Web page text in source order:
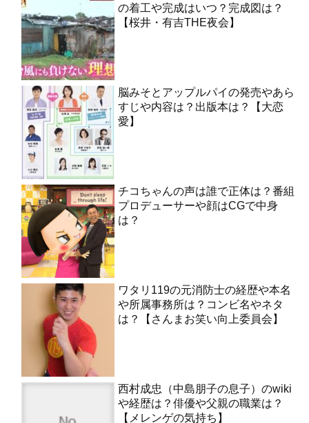
の着工や完成はいつ？完成図は？
【桜井・有吉THE夜会】
脳みそとアップルパイの発売やあら
すじや内容は？出版本は？【大恋
愛】
チコちゃんの声は誰で正体は？番組
プロデューサーや顔はCGで中身
は？
ワタリ119の元消防士の経歴や本名
や所属事務所は？コンビ名やネタ
は？【さんまお笑い向上委員会】
西村成忠（中島朋子の息子）のwiki
や経歴は？俳優や父親の職業は？
【メレンゲの気持ち】